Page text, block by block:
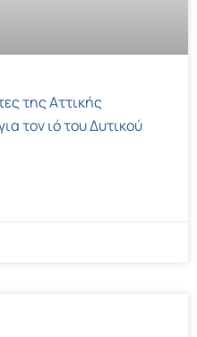
της Αττικής
τον ιό του Δυτικού